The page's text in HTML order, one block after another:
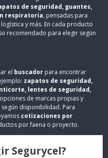
de seguridad, guantes,
respiratoria, pensadas para
y más. En cada producto
recomendado para elegir según
el buscador para encontrar
zapatos de seguridad,
lentes de seguridad,
de marcas propias y
disponibilidad. Para
cotizaciones por
por faena o proyecto.
Segurycel?